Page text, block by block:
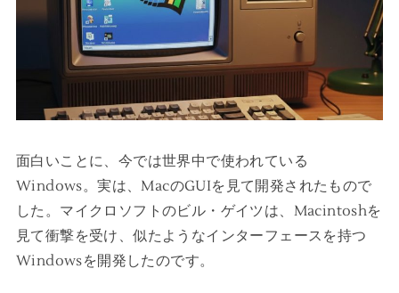
面白いことに、今では世界中で使われている
Windows。実は、MacのGUIを見て開発されたもので
した。マイクロソフトのビル・ゲイツは、Macintoshを
見て衝撃を受け、似たようなインターフェースを持つ
Windowsを開発したのです。